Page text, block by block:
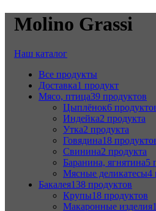
Molino Grassi
Наш каталог
Все продукты
Доставка1 продукт
Мясо, птица39 продуктов
Цыплёнок6
Индейка2 продукта
Утка2 продукта
Говядина18
Свинина2 продукта
Баранина, ягнятина5
Мясные деликатесы4
Бакалея138 продуктов
Крупы18 продуктов
Макаронные изделия